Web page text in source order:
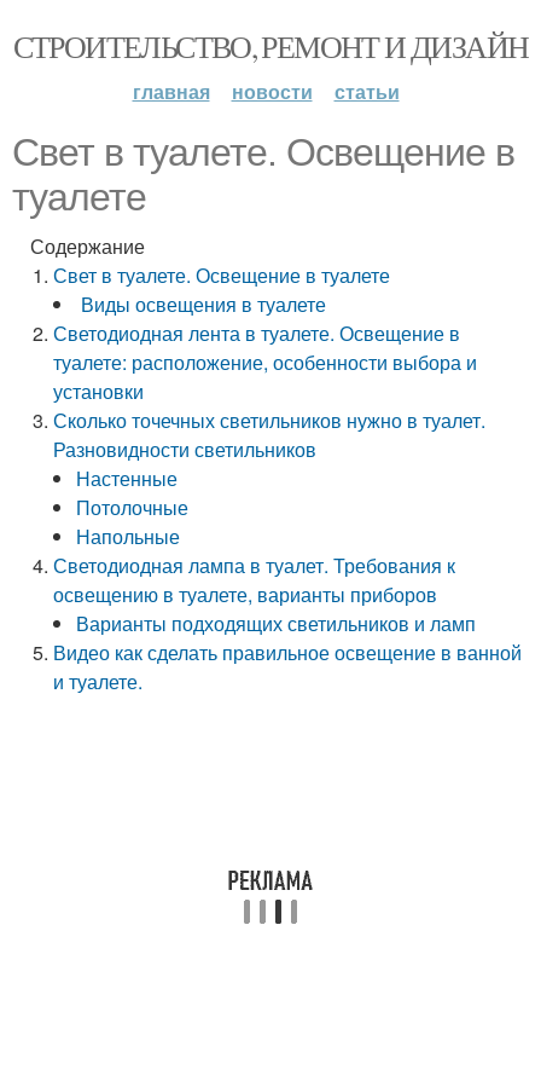
СТРОИТЕЛЬСТВО, РЕМОНТ И ДИЗАЙН
главная новости статьи
Свет в туалете. Освещение в
туалете
Содержание
Свет в туалете. Освещение в туалете
Виды освещения в туалете
Светодиодная лента в туалете. Освещение в
туалете: расположение, особенности выбора и
установки
Сколько точечных светильников нужно в туалет.
Разновидности светильников
Настенные
Потолочные
Напольные
Светодиодная лампа в туалет. Требования к
освещению в туалете, варианты приборов
Варианты подходящих светильников и ламп
Видео как сделать правильное освещение в ванной
и туалете.